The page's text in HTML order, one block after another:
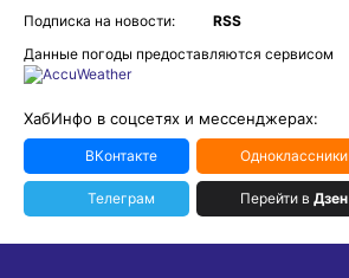
Подписка на новости:
RSS
Данные погоды предоставляются сервисом
ХабИнфо в соцсетях и мессенджерах:
ВКонтакте Одноклассники
Телеграм Перейти в Дзен